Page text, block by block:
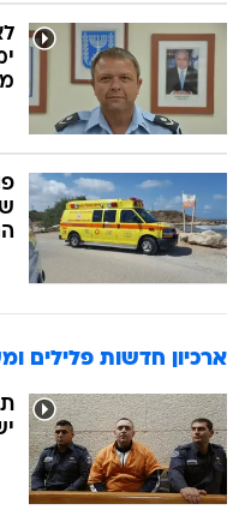
ארכיון חדשות פלילים